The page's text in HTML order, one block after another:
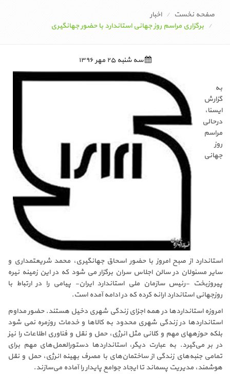
صفحه نخست
اخبار
برگزاری مراسم روز جهانی استاندارد با حضور جهانگیری
سه شنبه ۲۵ مهر ۱۳۹۶
به
گزارش
ایسنا،
درحالی
مراسم
روز
جهانی
استاندارد از صبح امروز با حضور اسحاق جهانگیری، محمد شریعتمداری و
سایر مسئولان در سالن اجلاس سران برگزار می شود که در این زمینه نیره
پیروزبخت -رئیس سازمان ملی استاندارد ایران- پیامی را در ارتباط با
روزجهانی استاندارد ارائه کرده که در ادامه آمده است.
امروزه استانداردها در همه اجزای زندگی شهری دخیل هستند. حضور مداوم
استانداردها در زندگی شهری محدود به کالاها و خدمات روزمره نمی شود
بلکه حوزه­های مهم و کلانی مثل انرژی، حمل و نقل و فناوری اطلاعات را نیز
در بر می‌گیرد. به عبارت دیگر، استانداردها دستورالعمل­‌های مهم برای
تمامی جنبه­‌های زندگی از ساختمان­‌های با مصرف بهینه انرژی، حمل و نقل
هوشمند، مدیریت پسماند تا ایجاد جوامع پایدار را آماده می­‌سازند.